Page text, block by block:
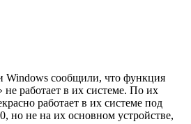
Windows сообщили, что функция
не работает в их системе. По их
работает в их системе под
но не на их основном устройстве,